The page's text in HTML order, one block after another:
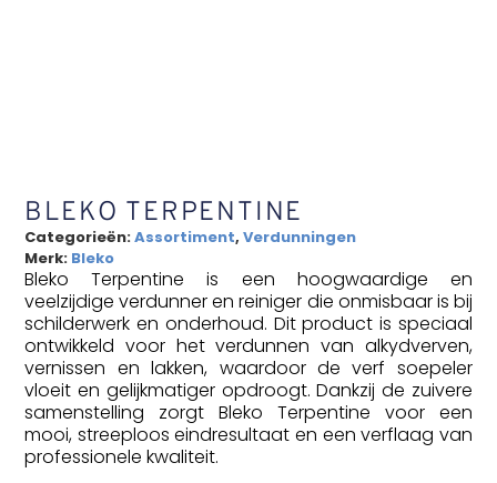
BLEKO TERPENTINE
Categorieën:Assortiment,Verdunningen
Merk: Bleko
Bleko Terpentine is een hoogwaardige en
veelzijdige verdunner en reiniger die onmisbaar is bij
schilderwerk en onderhoud. Dit product is speciaal
ontwikkeld voor het verdunnen van alkydverven,
vernissen en lakken, waardoor de verf soepeler
vloeit en gelijkmatiger opdroogt. Dankzij de zuivere
samenstelling zorgt Bleko Terpentine voor een
mooi, streeploos eindresultaat en een verflaag van
professionele kwaliteit.